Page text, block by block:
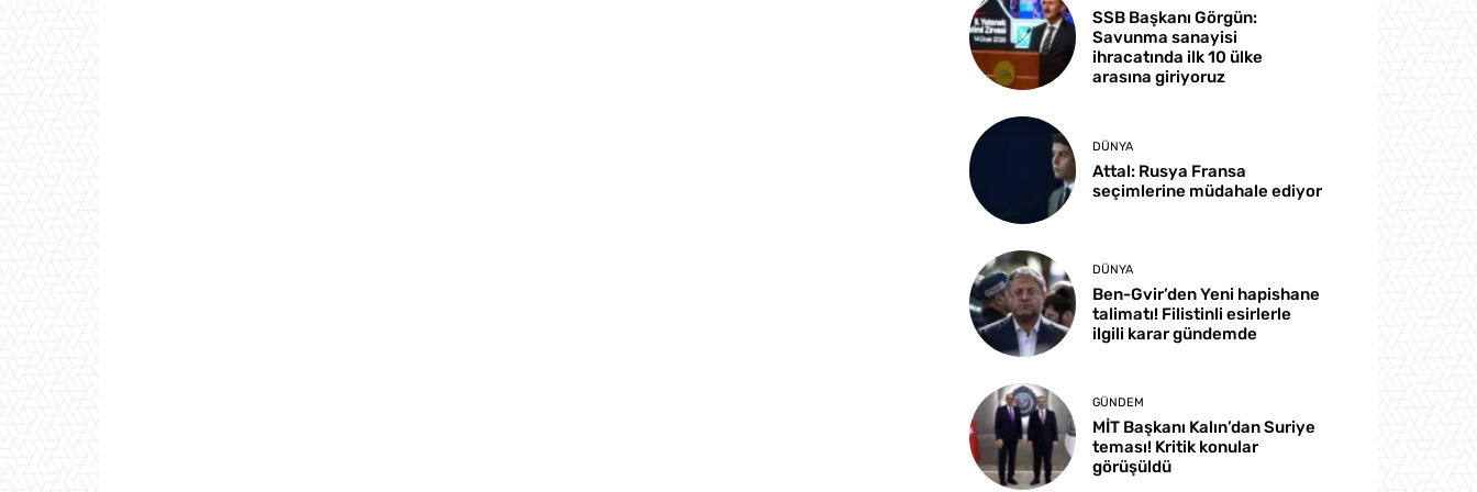
SSB Başkanı Görgün:
Savunma sanayisi
ihracatında ilk 10 ülke
arasına giriyoruz
DÜNYA
Attal: Rusya Fransa
seçimlerine müdahale ediyor
DÜNYA
Ben-Gvir’den Yeni hapishane
talimatı! Filistinli esirlerle
ilgili karar gündemde
GÜNDEM
MİT Başkanı Kalın’dan Suriye
teması! Kritik konular
görüşüldü